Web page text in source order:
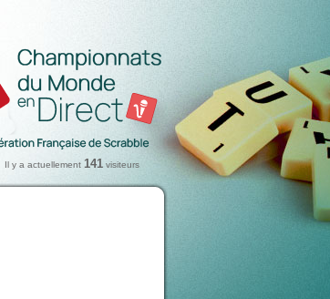
Il y a actuellement 141 visiteurs